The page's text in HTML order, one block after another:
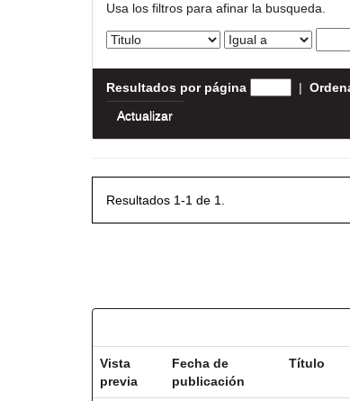
Usa los filtros para afinar la busqueda.
Resultados por página |
Resultados 1-1 de 1.
Vista
previa
Fecha de
publicación
Título